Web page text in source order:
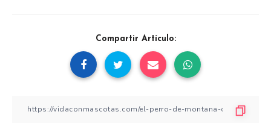
Compartir Artículo: